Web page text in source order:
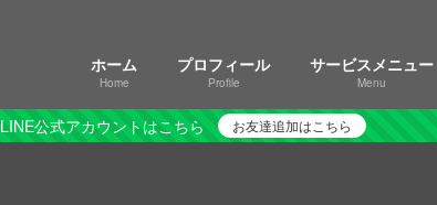
ホーム
Home
プロフィール
Profile
サービスメニュー
Menu
LINE公式アカウントはこちら お友達追加はこちら